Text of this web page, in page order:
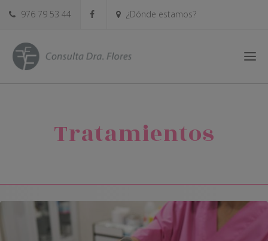
976 79 53 44 ¿Dónde estamos?
Tratamientos